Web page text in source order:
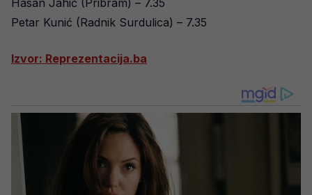
Hasan Jahić (Pribram) – 7.35
Petar Kunić (Radnik Surdulica) – 7.35
Izvor: Reprezentacija.ba